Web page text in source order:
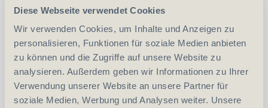
Diese Webseite verwendet Cookies
Wir verwenden Cookies, um Inhalte und Anzeigen zu
personalisieren, Funktionen für soziale Medien anbieten
zu können und die Zugriffe auf unsere Website zu
analysieren. Außerdem geben wir Informationen zu Ihrer
Verwendung unserer Website an unsere Partner für
soziale Medien, Werbung und Analysen weiter. Unsere
vergleichen
- +
In den Warenkorb